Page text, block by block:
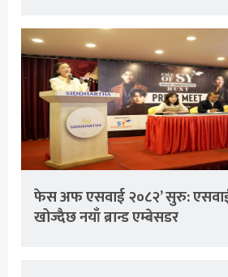
फेस अफ एसवाई २०८२’ सुरु:
खोज्दैछ नयाँ ब्रान्ड एम्बेसडर